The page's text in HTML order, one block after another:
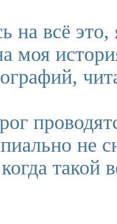
на всё
моя
не
такой